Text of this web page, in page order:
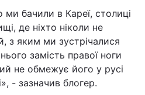
бачили в Кареї, столиці
де ніхто ніколи не
з яким ми зустрічалися
замість правої ноги
не обмежує його у русі
- зазначив блогер.